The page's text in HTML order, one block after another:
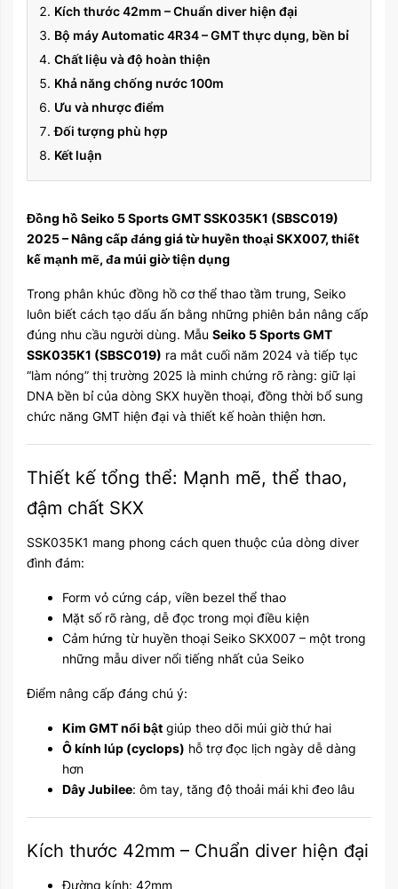
Kích thước 42mm – Chuẩn diver hiện đại
Bộ máy Automatic 4R34 – GMT thực dụng, bền bỉ
Chất liệu và độ hoàn thiện
Khả năng chống nước 100m
Ưu và nhược điểm
Đối tượng phù hợp
Kết luận
Đồng hồ Seiko 5 Sports GMT SSK035K1 (SBSC019)
2025 – Nâng cấp đáng giá từ huyền thoại SKX007, thiết
kế mạnh mẽ, đa múi giờ tiện dụng
Trong phân khúc đồng hồ cơ thể thao tầm trung, Seiko
luôn biết cách tạo dấu ấn bằng những phiên bản nâng cấp
đúng nhu cầu người dùng. Mẫu Seiko 5 Sports GMT
SSK035K1 (SBSC019) ra mắt cuối năm 2024 và tiếp tục
“làm nóng” thị trường 2025 là minh chứng rõ ràng: giữ lại
DNA bền bỉ của dòng SKX huyền thoại, đồng thời bổ sung
chức năng GMT hiện đại và thiết kế hoàn thiện hơn.
Thiết kế tổng thể: Mạnh mẽ, thể thao,
đậm chất SKX
SSK035K1 mang phong cách quen thuộc của dòng diver
đình đám:
Form vỏ cứng cáp, viền bezel thể thao
Mặt số rõ ràng, dễ đọc trong mọi điều kiện
Cảm hứng từ huyền thoại Seiko SKX007 – một trong
những mẫu diver nổi tiếng nhất của Seiko
Điểm nâng cấp đáng chú ý:
Kim GMT nổi bật giúp theo dõi múi giờ thứ hai
Ô kính lúp (cyclops) hỗ trợ đọc lịch ngày dễ dàng
hơn
Dây Jubilee: ôm tay, tăng độ thoải mái khi đeo lâu
Kích thước 42mm – Chuẩn diver hiện đại
Đường kính: 42mm